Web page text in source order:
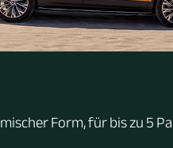
Form, für bis zu 5